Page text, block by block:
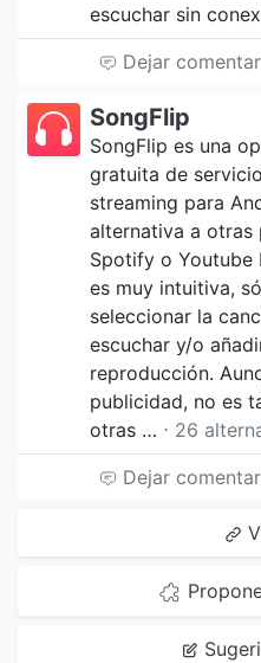
escuchar sin
Dejar
SongFlip
SongFlip es una
gratuita de
streaming para
alternativa a otras
Spotify o Youtube
es muy intuitiva,
seleccionar la
escuchar y/o
reproducción.
publicidad, no es
otras … ⋅ 26
Dejar